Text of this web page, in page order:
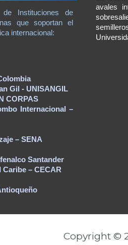
Instituciones de
que soportan el
internacional:
Gil - UNISANGIL
CORPAS
Internacional –
– SENA
Santander
– CECAR
avales
Copyright ©